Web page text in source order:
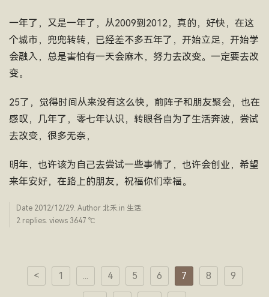
一年了，又是一年了，从2009到2012，真的，好快，在这
个城市，兜兜转转，已经差不多五年了，开始立足，开始学
会融入，总是害怕有一天会麻木，努力去改变。一定要去改
变。
25了，觉得时间从来没有这么快，前阵子和朋友聚会，也在
感叹，几年了，零七年认识，转眼各自为了生活奔波，尝试
去改变，很多无奈，
明年，也许该为自己去尝试一些事情了，也许会创业，希望
来年安好，在路上的朋友，祝福你们幸福。
Date 2012/12/29. Author 北禾.in 生活.
2 replies. views 3647 ­℃
< 1 ... 4 5 6 7 8 9